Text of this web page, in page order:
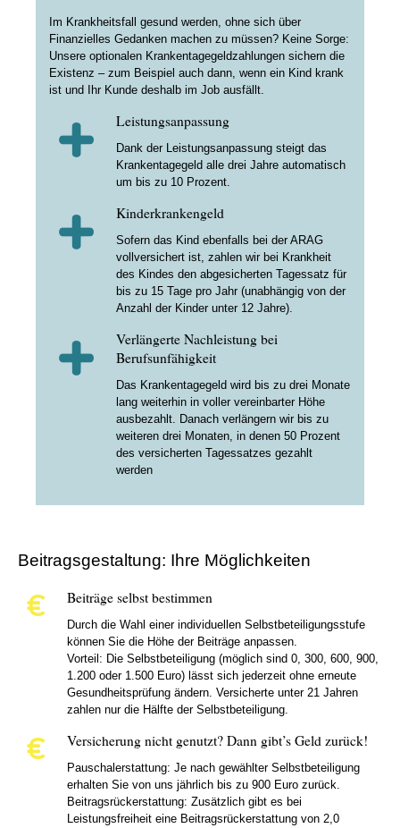
Im Krankheitsfall gesund werden, ohne sich über
Finanzielles Gedanken machen zu müssen? Keine Sorge:
Unsere optionalen Krankentagegeldzahlungen sichern die
Existenz – zum Beispiel auch dann, wenn ein Kind krank
ist und Ihr Kunde deshalb im Job ausfällt.
Leistungsanpassung
Dank der Leistungsanpassung steigt das
Krankentagegeld alle drei Jahre automatisch
um bis zu 10 Prozent.
Kinderkrankengeld
Sofern das Kind ebenfalls bei der ARAG
vollversichert ist, zahlen wir bei Krankheit
des Kindes den abgesicherten Tagessatz für
bis zu 15 Tage pro Jahr (unabhängig von der
Anzahl der Kinder unter 12 Jahre).
Verlängerte Nachleistung bei
Berufsunfähigkeit
Das Krankentagegeld wird bis zu drei Monate
lang weiterhin in voller vereinbarter Höhe
ausbezahlt. Danach verlängern wir bis zu
weiteren drei Monaten, in denen 50 Prozent
des versicherten Tagessatzes gezahlt
werden
Beitragsgestaltung: Ihre Möglichkeiten
Beiträge selbst bestimmen
Durch die Wahl einer individuellen Selbstbeteiligungsstufe
können Sie die Höhe der Beiträge anpassen.
Vorteil: Die Selbstbeteiligung (möglich sind 0, 300, 600, 900,
1.200 oder 1.500 Euro) lässt sich jederzeit ohne erneute
Gesundheitsprüfung ändern. Versicherte unter 21 Jahren
zahlen nur die Hälfte der Selbstbeteiligung.
Versicherung nicht genutzt? Dann gibt’s Geld zurück!
Pauschalerstattung: Je nach gewählter Selbstbeteiligung
erhalten Sie von uns jährlich bis zu 900 Euro zurück.
Beitragsrückerstattung: Zusätzlich gibt es bei
Leistungsfreiheit eine Beitragsrückerstattung von 2,0